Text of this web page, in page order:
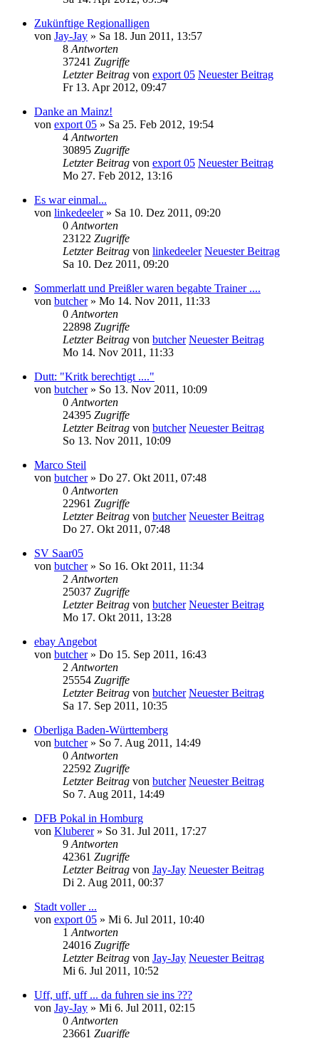
Zukünftige Regionalligen
von Jay-Jay » Sa 18. Jun 2011, 13:57
8 Antworten
37241 Zugriffe
Letzter Beitrag von export 05 Neuester Beitrag
Fr 13. Apr 2012, 09:47
Danke an Mainz!
von export 05 » Sa 25. Feb 2012, 19:54
4 Antworten
30895 Zugriffe
Letzter Beitrag von export 05 Neuester Beitrag
Mo 27. Feb 2012, 13:16
Es war einmal...
von linkedeeler» Sa 10. Dez 2011, 09:20
0 Antworten
23122 Zugriffe
Letzter Beitrag von linkedeeler Neuester Beitrag
Sa 10. Dez 2011, 09:20
Sommerlatt und Preißler waren begabte Trainer ....
von butcher» Mo 14. Nov 2011, 11:33
0 Antworten
22898 Zugriffe
Letzter Beitrag von butcher Neuester Beitrag
Mo 14. Nov 2011, 11:33
Dutt: "Kritk berechtigt ...."
von butcher» So 13. Nov 2011, 10:09
0 Antworten
24395 Zugriffe
Letzter Beitrag von butcher Neuester Beitrag
So 13. Nov 2011, 10:09
Marco Steil
von butcher» Do 27. Okt 2011, 07:48
0 Antworten
22961 Zugriffe
Letzter Beitrag von butcher Neuester Beitrag
Do 27. Okt 2011, 07:48
SV Saar05
von butcher» So 16. Okt 2011, 11:34
2 Antworten
25037 Zugriffe
Letzter Beitrag von butcher Neuester Beitrag
Mo 17. Okt 2011, 13:28
ebay Angebot
von butcher» Do 15. Sep 2011, 16:43
2 Antworten
25554 Zugriffe
Letzter Beitrag von butcher Neuester Beitrag
Sa 17. Sep 2011, 10:35
Oberliga Baden-Württemberg
von butcher» So 7. Aug 2011, 14:49
0 Antworten
22592 Zugriffe
Letzter Beitrag von butcher Neuester Beitrag
So 7. Aug 2011, 14:49
DFB Pokal in Homburg
von Kluberer» So 31. Jul 2011, 17:27
9 Antworten
42361 Zugriffe
Letzter Beitrag von Jay-Jay Neuester Beitrag
Di 2. Aug 2011, 00:37
Stadt voller ...
von export 05 » Mi 6. Jul 2011, 10:40
1 Antworten
24016 Zugriffe
Letzter Beitrag von Jay-Jay Neuester Beitrag
Mi 6. Jul 2011, 10:52
Uff, uff, uff ... da fuhren sie ins ???
von Jay-Jay » Mi 6. Jul 2011, 02:15
0 Antworten
23661 Zugriffe